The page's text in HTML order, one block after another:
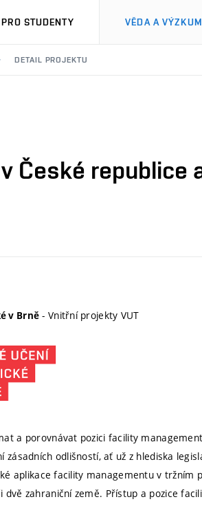
PRO STUDENTY VĚDA A VÝZKUM
DETAIL PROJEKTU
České republice
v Brně - Vnitřní projekty VUT
a porovnávat pozici facility
odlišností, ať už z hlediska
aplikace facility managementu v tržním
dvě zahraniční země. Přístup a pozice